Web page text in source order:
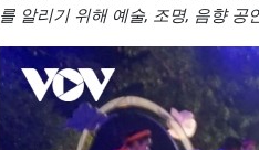
를 알리기 위해 예술, 조명, 음향 공